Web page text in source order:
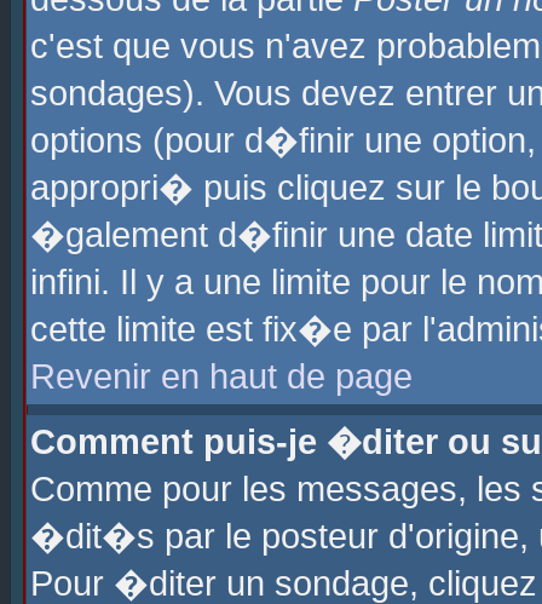
c'est que vous n'avez
sondages). Vous devez entrer
options (pour d�finir une
appropri� puis cliquez sur le
�galement d�finir une date
infini. Il y a une limite pour le
cette limite est fix�e par
Revenir en haut de page
Comment puis-je �diter ou
Comme pour les messages,
�dit�s par le posteur d'origine,
Pour �diter un sondage,